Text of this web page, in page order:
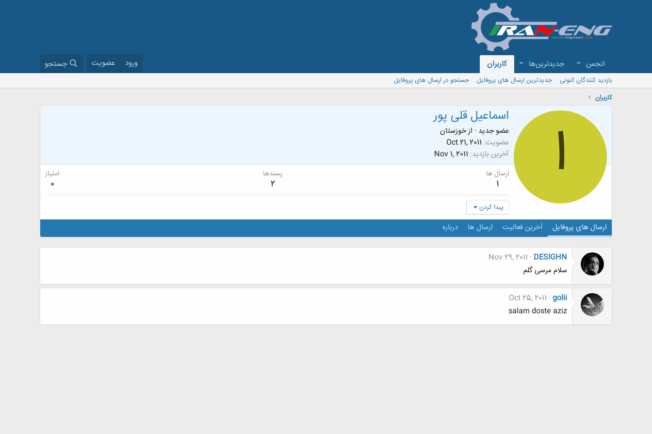
انجمن جدیدترین‌ها کاربران ورود عضویت جستجو
بازدید کنندگان کنونی جدیدترین ارسال های پروفایل
جستجو در ارسال های پروفایل
کاربران
ا اسماعیل قلی پور
عضو جدید · ازخوزستان
عضویت Oct 21, 2011
آخرین بازدید Nov 1, 2011
ارسال ها
1
پسندها
2
امتیاز
0
پیدا کردن
ارسال های پروفایل آخرین فعالیت ارسال ها درباره
DESIGHN
Nov 29, 2011
سلام مرسی گلم
golii
Oct 25, 2011
salam doste aziz